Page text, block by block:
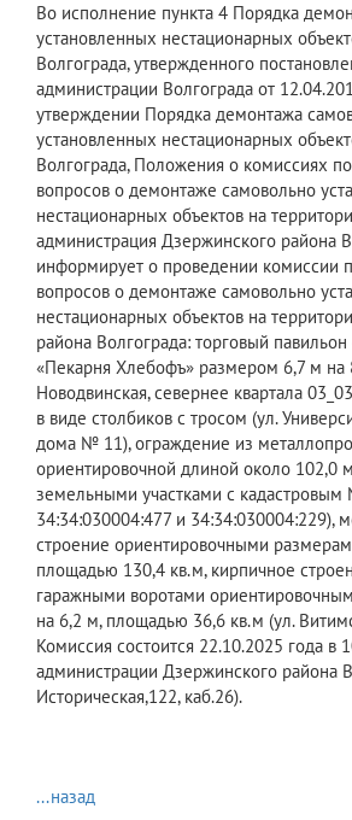
Во исполнение пункта 4 Порядка
установленных нестационарных
Волгограда, утвержденного
администрации Волгограда от
утверждении Порядка демонтажа
установленных нестационарных
Волгограда, Положения о комиссиях
вопросов о демонтаже самовольно
нестационарных объектов на
администрация Дзержинского района
информирует о проведении комиссии
вопросов о демонтаже самовольно
нестационарных объектов на
района Волгограда: торговый
«Пекарня Хлебофъ» размером 6,7 м на
Новодвинская, севернее квартала
в виде столбиков с тросом (ул.
дома № 11), ограждение из
ориентировочной длиной около 102,0
земельными участками с
34:34:030004:477 и 34:34:030004:229),
строение ориентировочными
площадью 130,4 кв.м, кирпичное
гаражными воротами
на 6,2 м, площадью 36,6 кв.м (ул.
Комиссия состоится 22.10.2025 года в
администрации Дзержинского района
Историческая,122, каб.26).
...назад